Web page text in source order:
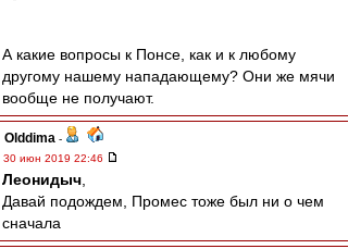
А какие вопросы к Понсе, как и к любому
другому нашему нападающему? Они же мячи
вообще не получают.
Olddima -
30 июн 2019 22:46
Леонидыч
Давай подождем, Промес тоже был ни о чем
сначала